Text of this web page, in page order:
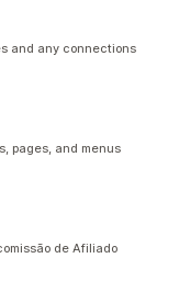
and any connections
pages, and menus
de Afiliado